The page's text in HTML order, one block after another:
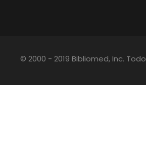
© 2000 - 2019 Bibliomed, Inc.